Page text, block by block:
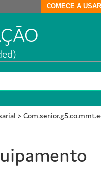
COMECE A
>